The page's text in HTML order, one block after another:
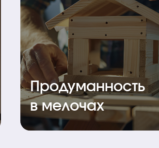
Продуманность
в мелочах